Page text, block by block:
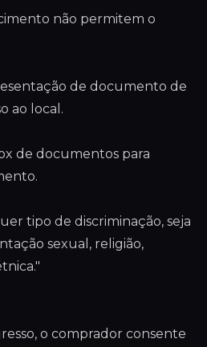
não permitem o
de documento de
ao local.
de documentos para
tipo de discriminação, seja
sexual, religião,
o comprador consente